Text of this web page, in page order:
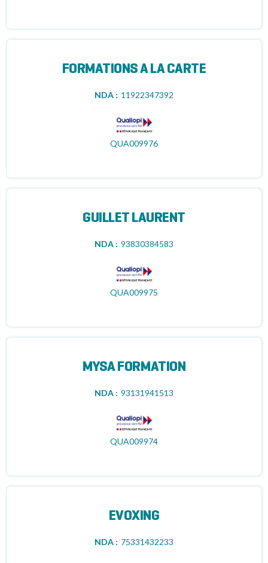
FORMATIONS A LA CARTE
NDA : 11922347392
QUA009976
GUILLET LAURENT
NDA : 93830384583
QUA009975
MYSA FORMATION
NDA : 93131941513
QUA009974
EVOXING
NDA : 75331432233